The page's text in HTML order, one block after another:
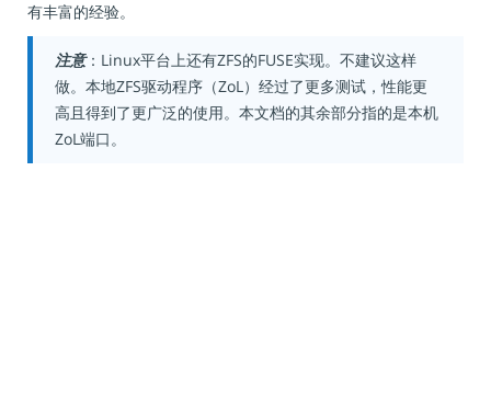
有丰富的经验。
注意：Linux平台上还有ZFS的FUSE实现。不建议这样
做。本地ZFS驱动程序（ZoL）经过了更多测试，性能更
高且得到了更广泛的使用。本文档的其余部分指的是本机
ZoL端口。